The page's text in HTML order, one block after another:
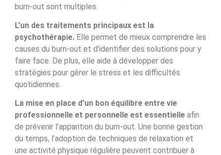
burn-out sont multiples.
L’un des traitements principaux est la
psychothérapie. Elle permet de mieux comprendre les
causes du burn-out et d’identifier des solutions pour y
faire face. De plus, elle aide à développer des
stratégies pour gérer le stress et les difficultés
quotidiennes.
La mise en place d’un bon équilibre entre vie
professionnelle et personnelle est essentielle afin
de prévenir l’apparition du burn-out. Une bonne gestion
du temps, l’adoption de techniques de relaxation et
une activité physique régulière peuvent contribuer à